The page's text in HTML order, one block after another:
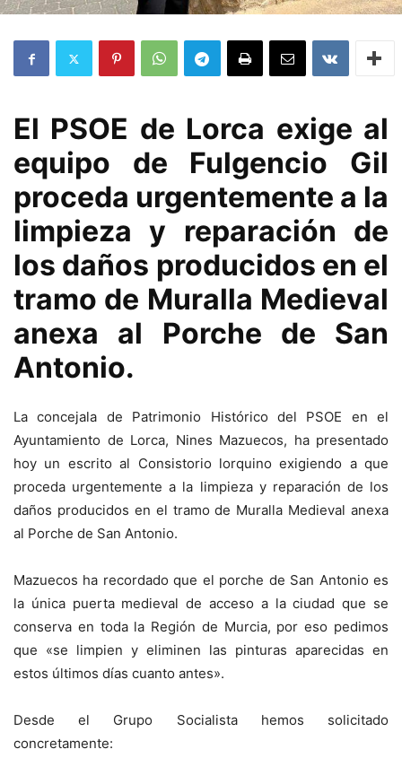
El PSOE de Lorca exige al
equipo de Fulgencio Gil
proceda urgentemente a la
limpieza y reparación de
los daños producidos en el
tramo de Muralla Medieval
anexa al Porche de San
Antonio.
La concejala de Patrimonio Histórico del PSOE en el
Ayuntamiento de Lorca, Nines Mazuecos, ha presentado
hoy un escrito al Consistorio lorquino exigiendo a que
proceda urgentemente a la limpieza y reparación de los
daños producidos en el tramo de Muralla Medieval anexa
al Porche de San Antonio.
Mazuecos ha recordado que el porche de San Antonio es
la única puerta medieval de acceso a la ciudad que se
conserva en toda la Región de Murcia, por eso pedimos
que «se limpien y eliminen las pinturas aparecidas en
estos últimos días cuanto antes».
Desde el Grupo Socialista hemos solicitado
concretamente: